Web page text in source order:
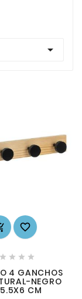


   
4 GANCHOS
NEGRO
CM